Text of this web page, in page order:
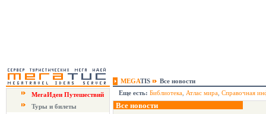
MEGATIS
Все новости
МегаИдеи Путешествий
Туры и билеты
Еще есть: Библиотека Атлас мира Справочная
Все новости